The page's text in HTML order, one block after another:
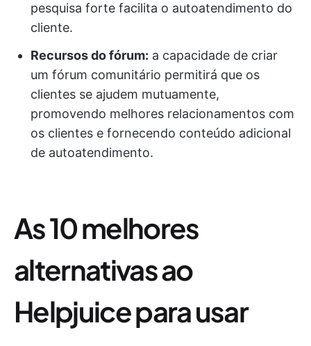
pesquisa forte facilita o autoatendimento do
cliente.
Recursos do fórum: a capacidade de criar
um fórum comunitário permitirá que os
clientes se ajudem mutuamente,
promovendo melhores relacionamentos com
os clientes e fornecendo conteúdo adicional
de autoatendimento.
As 10 melhores
alternativas ao
Helpjuice para usar